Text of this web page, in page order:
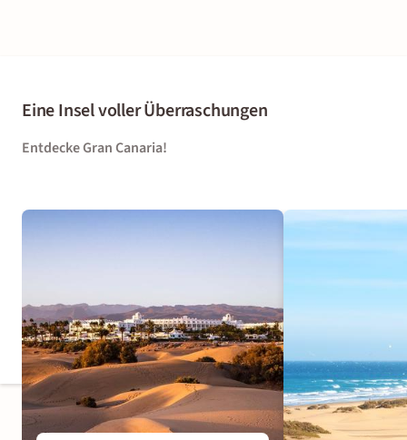
Eine Insel voller Überraschungen
Entdecke Gran Canaria!